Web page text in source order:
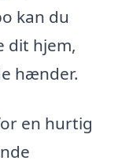
kan du
dit hjem,
hænder.
en hurtig